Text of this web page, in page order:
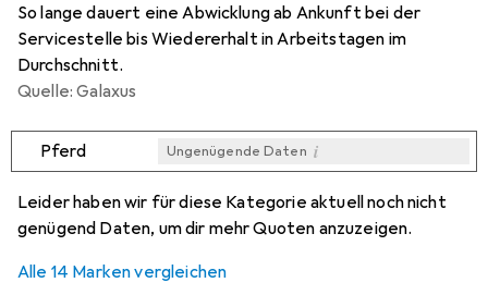
So lange dauert eine Abwicklung ab Ankunft bei der
Servicestelle bis Wiedererhalt in Arbeitstagen im
Durchschnitt.
Quelle: Galaxus
Pferd Ungenügende Daten i
Leider haben wir für diese Kategorie aktuell noch nicht
genügend Daten, um dir mehr Quoten anzuzeigen.
Alle 14 Marken vergleichen